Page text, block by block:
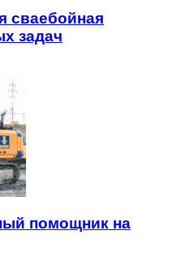
сваебойная
задач
помощник на